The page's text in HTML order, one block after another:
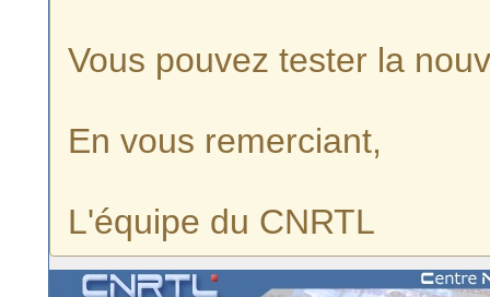
Vous pouvez tester la
En vous remerciant,
L'équipe du CNRTL